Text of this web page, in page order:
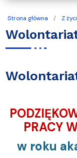
Strona główna Z
PRACY
w roku